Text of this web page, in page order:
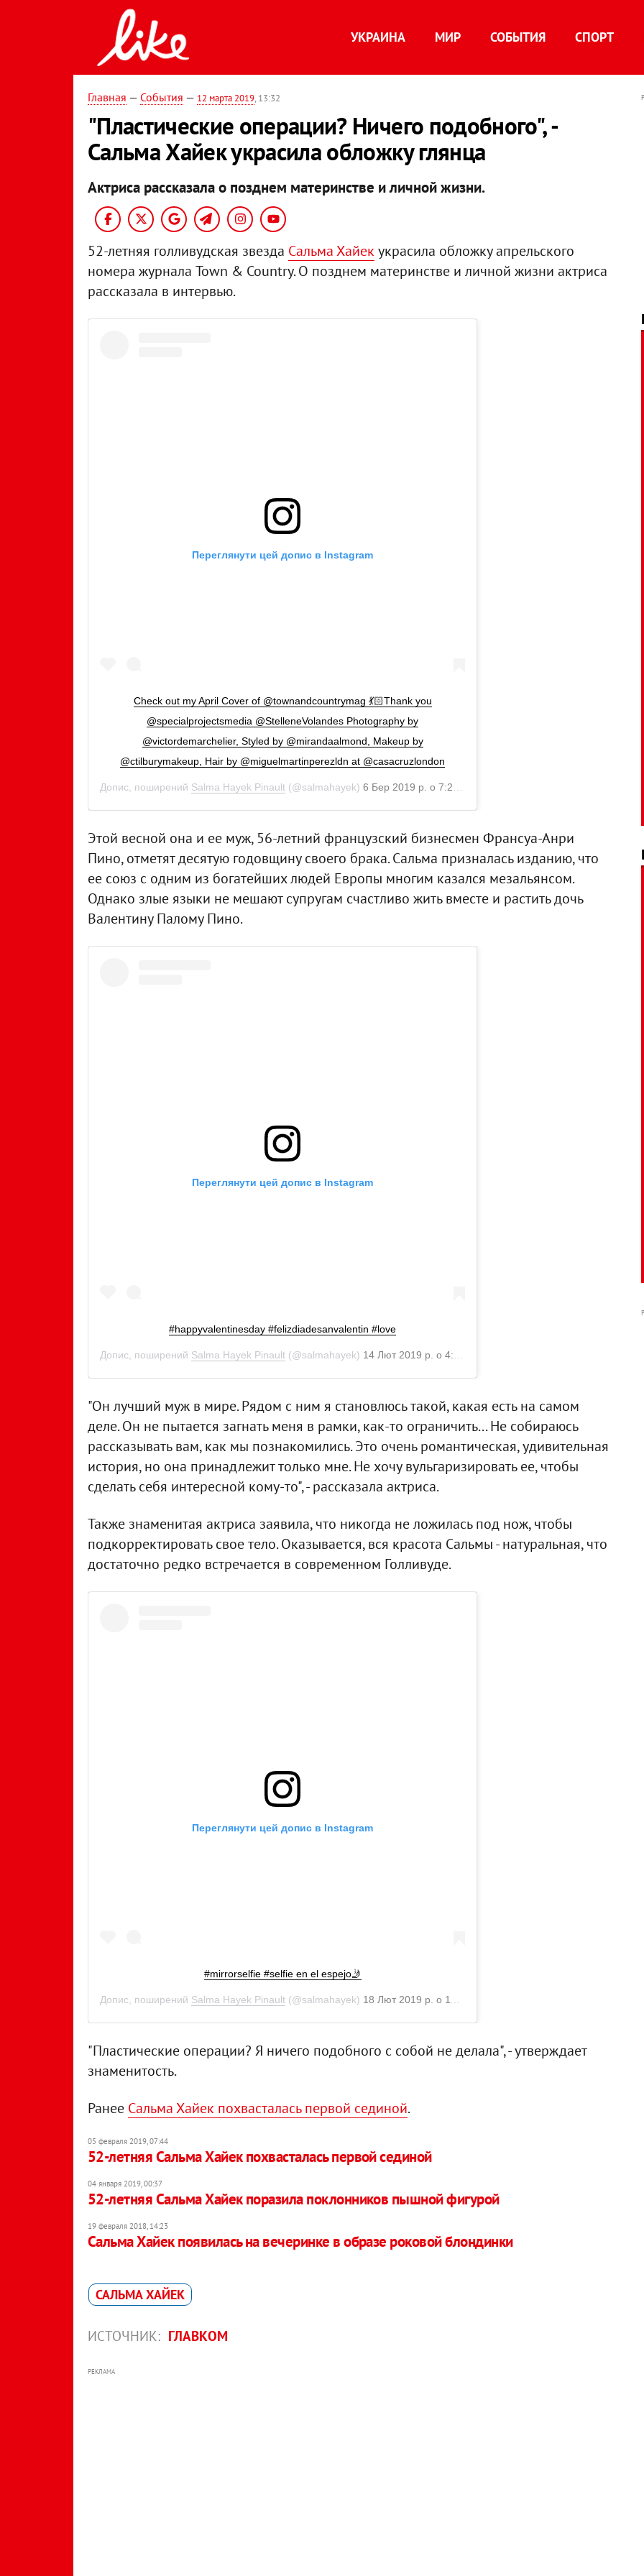
УКРАИНА МИР СОБЫТИЯ СПОРТ
Главная — События — 12 марта 2019, 13:32
"Пластические операции? Ничего подобного", -
Сальма Хайек украсила обложку глянца
Актриса рассказала о позднем материнстве и личной жизни.
52-летняя голливудская звезда Сальма Хайек украсила обложку апрельского
номера журнала Town & Country. О позднем материнстве и личной жизни актриса
рассказала в интервью.
Переглянути цей допис в Instagram
Check out my April Cover of @townandcountrymag 💃🏻Thank you
@specialprojectsmedia @StelleneVolandes Photography by
@victordemarchelier, Styled by @mirandaalmond, Makeup by
@ctilburymakeup, Hair by @miguelmartinperezldn at @casacruzlondon
Допис, поширений Salma Hayek Pinault (@salmahayek) 6 Бер 2019 р. о 7:20 PST
Этой весной она и ее муж, 56-летний французский бизнесмен Франсуа-Анри
Пино, отметят десятую годовщину своего брака. Сальма призналась изданию, что
ее союз с одним из богатейших людей Европы многим казался мезальянсом.
Однако злые языки не мешают супругам счастливо жить вместе и растить дочь
Валентину Палому Пино.
Переглянути цей допис в Instagram
#happyvalentinesday #felizdiadesanvalentin #love
Допис, поширений Salma Hayek Pinault (@salmahayek) 14 Лют 2019 р. о 4:33 PST
"Он лучший муж в мире. Рядом с ним я становлюсь такой, какая есть на самом
деле. Он не пытается загнать меня в рамки, как-то ограничить... Не собираюсь
рассказывать вам, как мы познакомились. Это очень романтическая, удивительная
история, но она принадлежит только мне. Не хочу вульгаризировать ее, чтобы
сделать себя интересной кому-то", - рассказала актриса.
Также знаменитая актриса заявила, что никогда не ложилась под нож, чтобы
подкорректировать свое тело. Оказывается, вся красота Сальмы - натуральная, что
достаточно редко встречается в современном Голливуде.
Переглянути цей допис в Instagram
#mirrorselfie #selfie en el espejo🤳
Допис, поширений Salma Hayek Pinault (@salmahayek) 18 Лют 2019 р. о 11:18 PST
"Пластические операции? Я ничего подобного с собой не делала", - утверждает
знаменитость.
Ранее Сальма Хайек похвасталась первой сединой.
05 февраля 2019, 07:44
52-летняя Сальма Хайек похвасталась первой сединой
04 января 2019, 00:37
52-летняя Сальма Хайек поразила поклонников пышной фигурой
19 февраля 2018, 14:23
Сальма Хайек появилась на вечеринке в образе роковой блондинки
САЛЬМА ХАЙЕК
ИСТОЧНИК: ГЛАВКОМ
РЕКЛАМА